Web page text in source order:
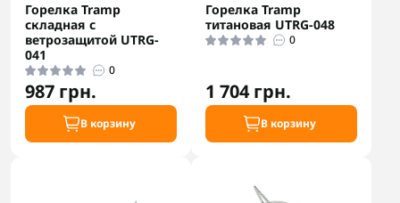
Горелка Tramp
складная с
ветрозащитой UTRG-
041
0
987 грн.
В корзину
Горелка Tramp
титановая UTRG-048
0
1 704 грн.
В корзину